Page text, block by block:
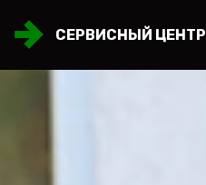
СЕРВИСНЫЙ ЦЕНТР